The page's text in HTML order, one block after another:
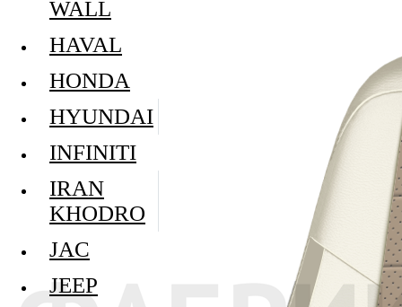
WALL
HAVAL
HONDA
HYUNDAI
INFINITI
IRAN
KHODRO
JAC
JEEP